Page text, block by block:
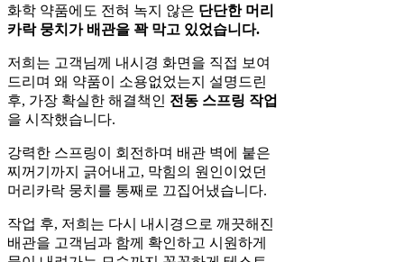
화학 약품에도 전혀 녹지 않은 단단한 머리
카락 뭉치가 배관을 꽉 막고 있었습니다.
저희는 고객님께 내시경 화면을 직접 보여
드리며 왜 약품이 소용없었는지 설명드린
후, 가장 확실한 해결책인 전동 스프링 작업
을 시작했습니다.
강력한 스프링이 회전하며 배관 벽에 붙은
찌꺼기까지 긁어내고, 막힘의 원인이었던
머리카락 뭉치를 통째로 끄집어냈습니다.
작업 후, 저희는 다시 내시경으로 깨끗해진
배관을 고객님과 함께 확인하고 시원하게